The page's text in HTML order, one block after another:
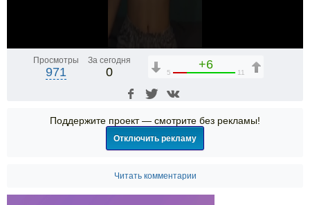
Просмотры
971
За сегодня
0
+6
5 11
Поддержите проект — смотрите без рекламы!
Отключить рекламу
Читать комментарии